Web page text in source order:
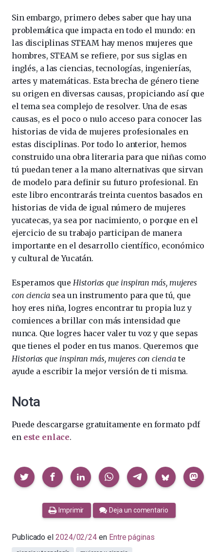
Sin embargo, primero debes saber que hay una
problemática que impacta en todo el mundo: en
las disciplinas STEAM hay menos mujeres que
hombres, STEAM se refiere, por sus siglas en
inglés, a las ciencias, tecnologías, ingenierías,
artes y matemáticas. Esta brecha de género tiene
su origen en diversas causas, propiciando así que
el tema sea complejo de resolver. Una de esas
causas, es el poco o nulo acceso para conocer las
historias de vida de mujeres profesionales en
estas disciplinas. Por todo lo anterior, hemos
construido una obra literaria para que niñas como
tú puedan tener a la mano alternativas que sirvan
de modelo para definir su futuro profesional. En
este libro encontrarás treinta cuentos basados en
historias de vida de igual número de mujeres
yucatecas, ya sea por nacimiento, o porque en el
ejercicio de su trabajo participan de manera
importante en el desarrollo científico, económico
y cultural de Yucatán.
Esperamos que Historias que inspiran más, mujeres
con ciencia sea un instrumento para que tú, que
hoy eres niña, logres encontrar tu propia luz y
comiences a brillar con más intensidad que
nunca. Que logres hacer valer tu voz y que sepas
que tienes el poder en tus manos. Queremos que
Historias que inspiran más, mujeres con ciencia te
ayude a escribir la mejor versión de ti misma.
Nota
Puede descargarse gratuitamente en formato pdf
en este enlace.
Compartir
Imprimir Deja un comentario
Publicado el 2024/02/24 en Entre páginas